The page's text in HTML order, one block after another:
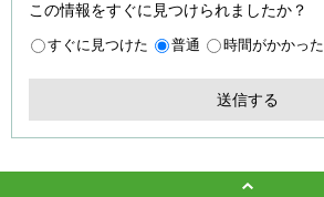
この情報をすぐに見つけられましたか？
すぐに見つけた 普通 時間がかかった